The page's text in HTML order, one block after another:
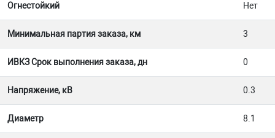
Огнестойкий Нет
Минимальная партия заказа, км 3
ИВКЗ Срок выполнения заказа, дн 0
Напряжение, кВ 0.3
Диаметр 8.1